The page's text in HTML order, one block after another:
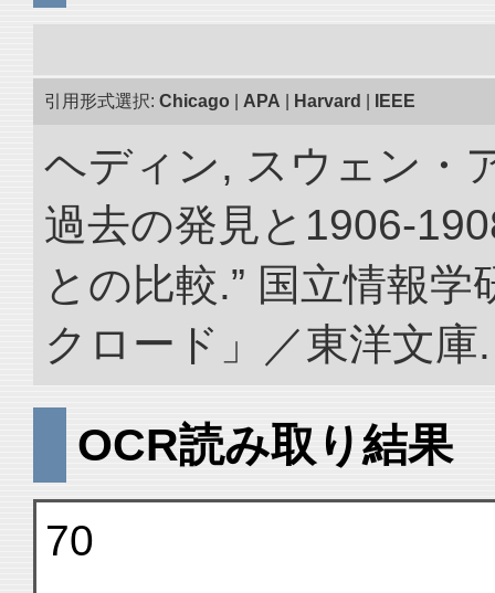
引用形式選択: Chicago APA Harvard IEEE
ヘディン, スウェン・
過去の発見と1906-
との比較.” 国立情報
クロード」／東洋文
OCR読み取り結果
70